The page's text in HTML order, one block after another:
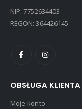
NIP: 7752634403
REGON: 364426145
OBSŁUGA KLIENTA
Moje konto